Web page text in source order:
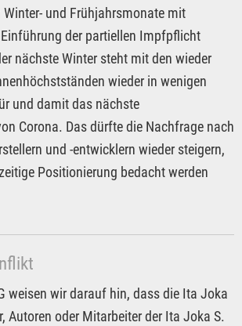
und Frühjahrsmonate mit
der partiellen Impfpflicht
nächste Winter steht mit den wieder
wieder in wenigen
und damit das nächste
Corona. Das dürfte die Nachfrage nach
und -entwicklern wieder steigern,
Positionierung bedacht werden
weisen wir darauf hin, dass die Ita Joka
Autoren oder Mitarbeiter der Ita Joka S.